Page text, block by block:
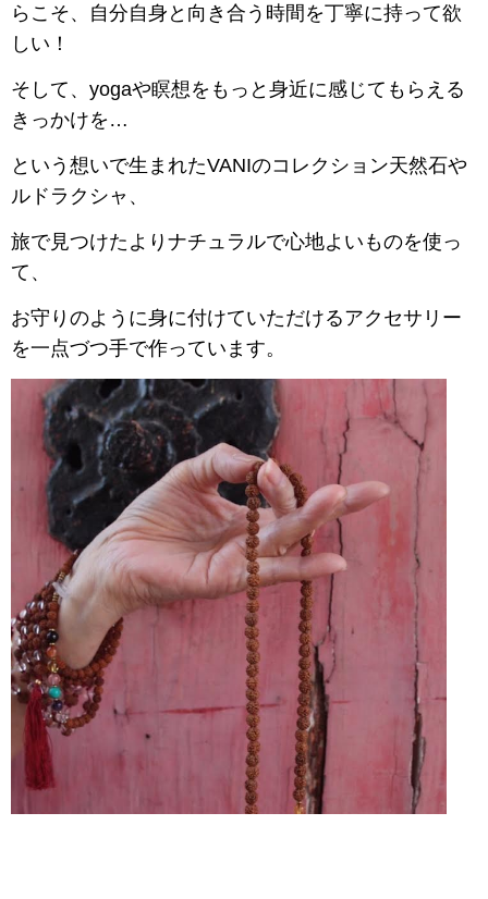
らこそ、自分自身と向き合う時間を丁寧に持って欲
しい！
そして、yogaや瞑想をもっと身近に感じてもらえる
きっかけを…
という想いで生まれたVANIのコレクション天然石や
ルドラクシャ、
旅で見つけたよりナチュラルで心地よいものを使っ
て、
お守りのように身に付けていただけるアクセサリー
を一点づつ手で作っています。